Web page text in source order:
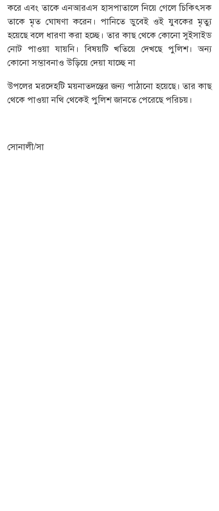
করে এবং তাকে এনআরএস হাসপাতালে নিয়ে গেলে চিকিৎসক
তাকে মৃত ঘোষণা করেন। পানিতে ডুবেই ওই যুবকের মৃত্যু
হয়েছে বলে ধারণা করা হচ্ছে। তার কাছ থেকে কোনো সুইসাইড
নোট পাওয়া যায়নি। বিষয়টি খতিয়ে দেখছে পুলিশ। অন্য
কোনো সম্ভাবনাও উড়িয়ে দেয়া যাচ্ছে না
উপলের মরদেহটি ময়নাতদন্তের জন্য পাঠানো হয়েছে। তার কাছ
থেকে পাওয়া নথি থেকেই পুলিশ জানতে পেরেছে পরিচয়।
সোনালী/সা